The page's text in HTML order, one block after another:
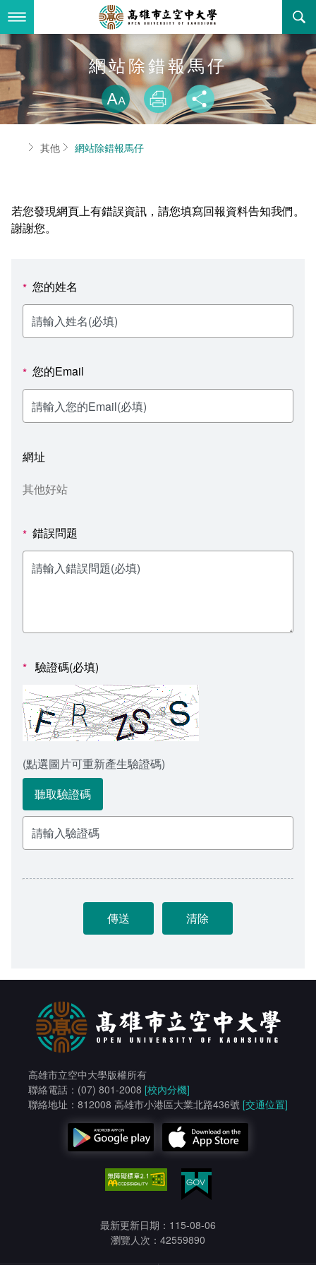
到
要
內最新消息
全部公告
教務公告
學系公告
活動研習
歷史訊息
新聞媒體專區
校園行事曆
報名系統
線上報名查詢
關於本校
空大簡介
立案證明
空大有利的學習條件
環境設備
本校位置
資訊圖像化專區
活動花絮
影音資訊
行政單位
行政單位簡介
校長室
教務處課務組
學習指導中心
輔導處
研發處
秘書處出納組
秘書處文書組
教學媒體處
電算中心
人事室
學術單位
通識教育中心
法律學系
大眾傳播學系
外國語文學系
文化藝術學系
健康管理與促進學系
其他好站
資訊相關法規
校務資訊
新生報名
在學資訊
校務系統
課程大綱
網路選課
校園行事曆
校內系統
資訊服務線上報修系統
消耗品申請
教室‧會議室預約系統
問卷調查
法令規章
政府公開資訊
常見問答
意見信箱
各單位意見信箱
諮詢信箱進度查詢
影音資訊
網站除錯報馬仔
略過字型切
放大
列印 分享
首頁其他 網站除錯報馬仔
若您發現網頁上有錯誤資訊，請您填寫回報資料告知我們。
謝謝您。
* 您的姓名
* 您的Email
網址
其他好站
* 錯誤問題
* 驗證碼(必填)
(點選圖片可重新產生驗證碼)
聽取驗證碼
高雄市立空中大學版權所有
聯絡電話：(07) 801-2008 [校內分機]
聯絡地址：812008 高雄市小港區大業北路436號 [交通位置]
最新更新日期：115-08-06
瀏覽人次：42559890